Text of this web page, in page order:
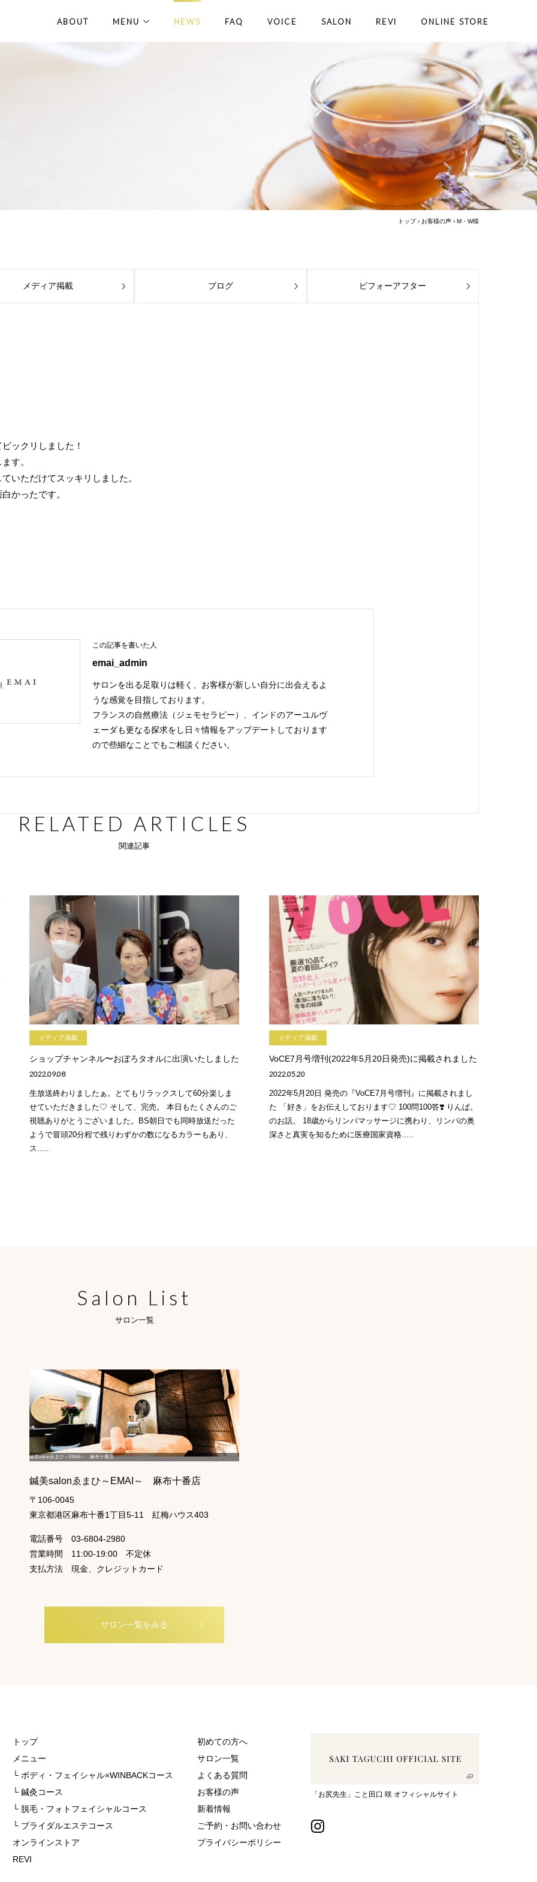
ABOUT MENU NEWS FAQ VOICE SALON REVI ONLINE STORE
トップ› お客様の声 › M・W様
メディア掲載 ブログ ビフォーアフター
ックリしました！
す。
いただけてスッキリしました。
かったです。
この記事を書いた人
emai_admin
サロンを出る足取りは軽く、お客様が新しい自分に出会えるよ
うな感覚を目指しております。
フランスの自然療法（ジェモセラピー）、インドのアーユルヴ
ェーダも更なる探求をし日々情報をアップデートしております
ので些細なことでもご相談ください。
RELATED ARTICLES
関連記事
メディア掲載
ショップチャンネル〜おぼろタオルに出演いたしました
2022.09.08
生放送終わりましたぁ。とてもリラックスして60分楽しま
せていただきました♡ そして、完売。 本日もたくさんのご
視聴ありがとうございました。BS朝日でも同時放送だった
ようで冒頭20分程で残りわずかの数になるカラーもあり、
ス.....
メディア掲載
VoCE7月号増刊(2022年5月20日発売)に掲載されました
2022.05.20
2022年5月20日 発売の『VoCE7月号増刊』に掲載されまし
た 「好き」をお伝えしております♡ 100問100答❣️ りんぱ。
のお話。 18歳からリンパマッサージに携わり、リンパの奥
深さと真実を知るために医療国家資格.....
Salon List
サロン一覧
鍼美salonゑまひ～EMAI～ 麻布十番店
鍼美salonゑまひ～EMAI～ 麻布十番店
〒106-0045
東京都港区麻布十番1丁目5-11 紅梅ハウス403
電話番号
03-6804-2980
営業時間
11:00-19:00 不定休
支払方法
現金、クレジットカード
サロン一覧をみる
トップ
メニュー
└ ボディ・フェイシャル×WINBACKコース
└ 鍼灸コース
└ 脱毛・フォトフェイシャルコース
└ ブライダルエステコース
オンラインストア
REVI
初めての方へ
サロン一覧
よくある質問
お客様の声
新着情報
ご予約・お問い合わせ
プライバシーポリシー
「お尻先生」こと田口 咲 オフィシャルサイト